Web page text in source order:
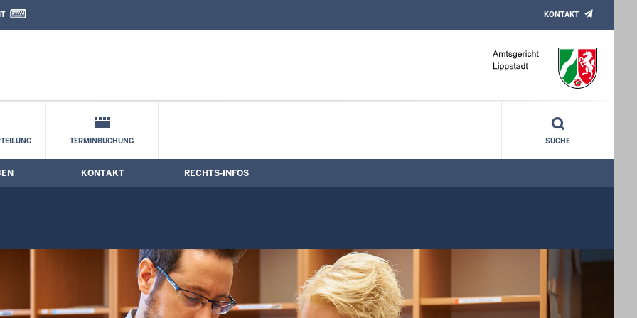
Kontaktformular
KONTAKT
TERMINBUCHUNG SUCHE
KONTAKT RECHTS-INFOS